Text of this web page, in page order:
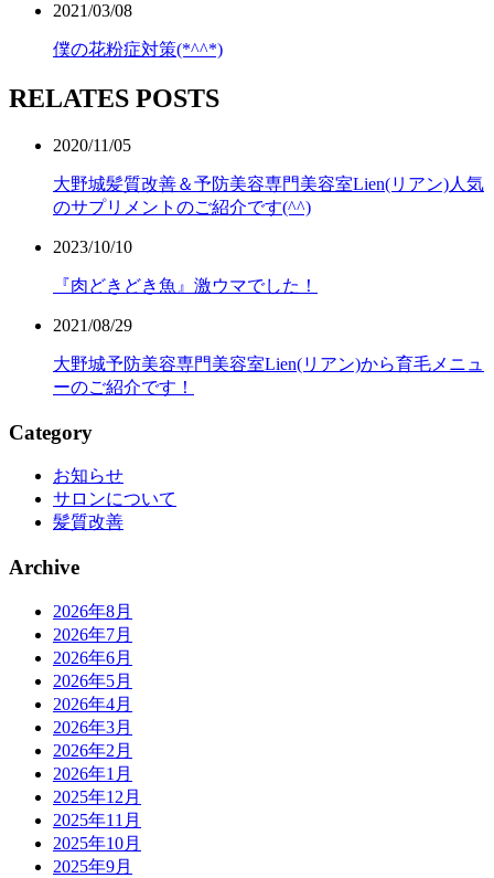
2021/03/08
僕の花粉症対策(*^^*)
RELATES POSTS
2020/11/05
大野城髪質改善＆予防美容専門美容室Lien(リアン)人気
のサプリメントのご紹介です(^^)
2023/10/10
『肉どきどき魚』激ウマでした！
2021/08/29
大野城予防美容専門美容室Lien(リアン)から育毛メニュ
ーのご紹介です！
Category
お知らせ
サロンについて
髪質改善
Archive
2026年8月
2026年7月
2026年6月
2026年5月
2026年4月
2026年3月
2026年2月
2026年1月
2025年12月
2025年11月
2025年10月
2025年9月